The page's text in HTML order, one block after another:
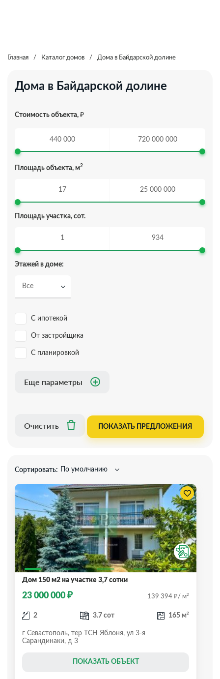
Главная / Каталог домов / Дома в Байдарской долине
Дома в Байдарской долине
Стоимость объекта, ₽
Площадь объекта, м2
Площадь участка, сот.
Этажей в доме:
Все
С ипотекой
От застройщика
С планировкой
Тип дома
Кирпич
Наличие коммуникаций
Неважно
С 3D туром
ПОКАЗАТЬ ПРЕДЛОЖЕНИЯ
Еще параметры
Очистить ПОКАЗАТЬ ПРЕДЛОЖЕНИЯ
Сортировать: По умолчанию
Дом 150 м2 на участке 3,7 сотки
23 000 000 ₽ 139 394 ₽/ м2
2 3.7 сот 165 м2
г Севастополь, тер ТСН Яблоня, ул 3-я
Сарандинаки, д 3
ПОКАЗАТЬ ОБЪЕКТ